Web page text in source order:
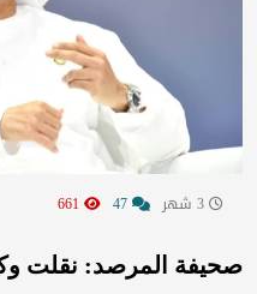
صحيفة المرصد: نقلت